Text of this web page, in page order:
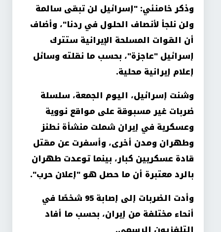
وذكر خامنئي: "إسرائيل لن تبقى سالمة
ولن نلجأ لأنصاف الحلول في ردنا"، وأضاف
أن القوات المسلحة الإيرانية ستترك
إسرائيل "عاجزة"، بحسب ما نقلته وسائل
إعلام إيرانية محلية.
وشنت إسرائيل، اليوم الجمعة، سلسلة
ضربات غير مسبوقة على مواقع نووية
وعسكرية في إيران شملت منشأة نطنز
وطهران ومدن أخرى، وأسفرت عن مقتل
قادة عسكريين كبار، بينما توعدت طهران
بالرد معتبرة أن ما حصل هو "إعلان حرب".
وأدت الضربات إلى إصابة 95 شخصًا في
أنحاء مختلفة من إيران، بحسب ما أفاد